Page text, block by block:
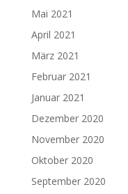
Mai 2021
April 2021
März 2021
Februar 2021
Januar 2021
Dezember 2020
November 2020
Oktober 2020
September 2020